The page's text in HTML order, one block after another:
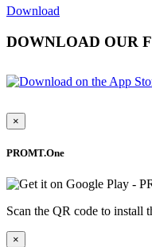
Download
DOWNLOAD OUR
×
PROMT.One
Scan the QR code to install
×